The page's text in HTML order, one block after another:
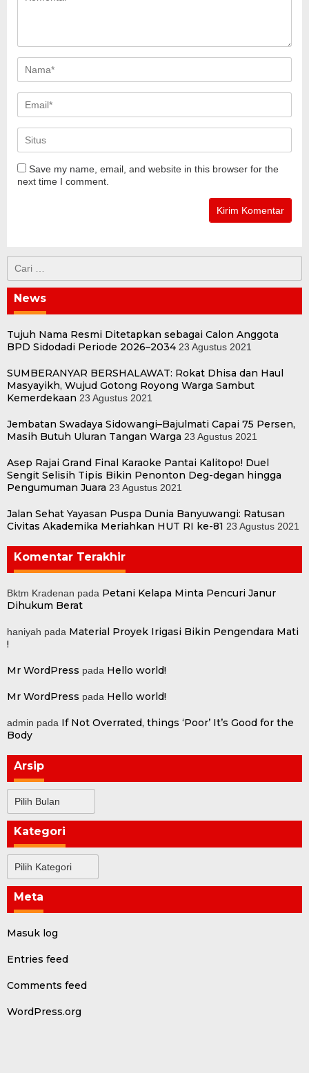
Save my name, email, and website in this browser for the
next time I comment.
untuk:
News
Tujuh Nama Resmi Ditetapkan sebagai Calon Anggota
BPD Sidodadi Periode 2026–2034 23 Agustus 2021
SUMBERANYAR BERSHALAWAT: Rokat Dhisa dan Haul
Masyayikh, Wujud Gotong Royong Warga Sambut
Kemerdekaan 23 Agustus 2021
Jembatan Swadaya Sidowangi–Bajulmati Capai 75 Persen,
Masih Butuh Uluran Tangan Warga 23 Agustus 2021
Asep Rajai Grand Final Karaoke Pantai Kalitopo! Duel
Sengit Selisih Tipis Bikin Penonton Deg-degan hingga
Pengumuman Juara 23 Agustus 2021
Jalan Sehat Yayasan Puspa Dunia Banyuwangi: Ratusan
Civitas Akademika Meriahkan HUT RI ke-81 23 Agustus 2021
Komentar Terakhir
Bktm Kradenan pada Petani Kelapa Minta Pencuri Janur
Dihukum Berat
haniyah pada Material Proyek Irigasi Bikin Pengendara Mati
!
Mr WordPress pada Hello world!
Mr WordPress pada Hello world!
admin pada If Not Overrated, things ‘Poor’ It’s Good for the
Body
Arsip
Kategori
Meta
Masuk log
Entries feed
Comments feed
WordPress.org